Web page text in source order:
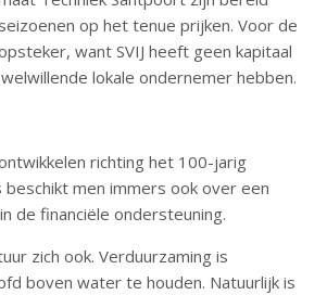
op het tenue prijken. Voor de
want SVIJ heeft geen kapitaal
lokale ondernemer hebben.
richting het 100-jarig
men immers ook over een
de financiële ondersteuning.
zich ook. Verduurzaming is
boven water te houden. Natuurlijk is